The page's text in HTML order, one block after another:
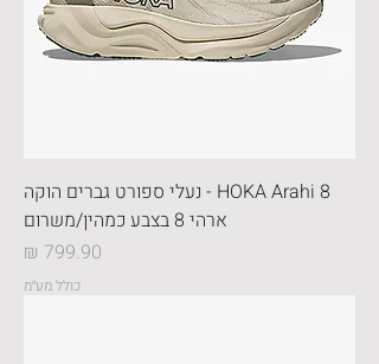
HOKA Arahi 8 - נעלי ספורט גברים הוקה
ארהי 8 בצבע כמהין/משרום
מחיר
כולל מע״מ